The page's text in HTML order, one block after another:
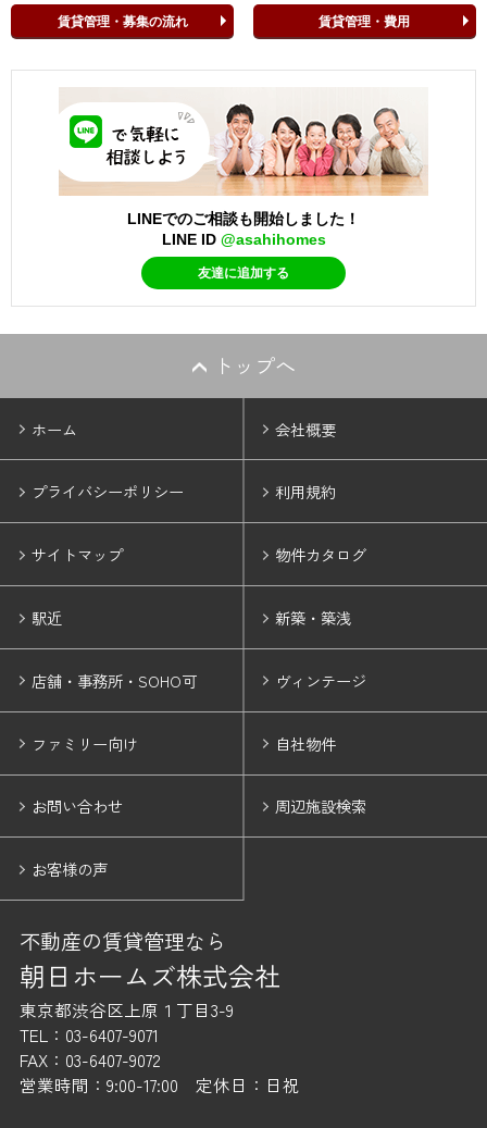
賃貸管理・募集の流れ 賃貸管理・費用
LINEでのご相談も開始しました！
LINE ID @asahihomes
友達に追加する
トップへ
ホーム 会社概要
プライバシーポリシー 利用規約
サイトマップ 物件カタログ
駅近 新築・築浅
店舗・事務所・SOHO可 ヴィンテージ
ファミリー向け 自社物件
お問い合わせ 周辺施設検索
お客様の声
不動産の賃貸管理なら
朝日ホームズ株式会社
東京都渋谷区上原１丁目3-9
TEL：03-6407-9071
FAX：03-6407-9072
営業時間：9:00-17:00 定休日：日祝